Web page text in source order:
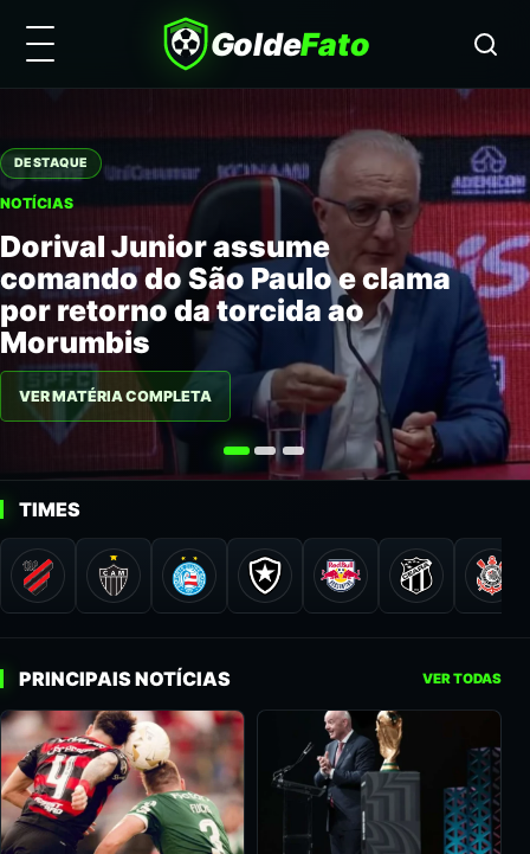
GoldeFato
DESTAQUE
NOTÍCIAS
Dorival Junior assume
comando do São Paulo e clama
por retorno da torcida ao
Morumbis
VER MATÉRIA COMPLETA
TIMES
PRINCIPAIS NOTÍCIAS VER TODAS